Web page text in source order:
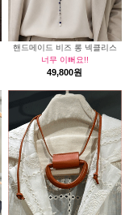
핸드메이드 비즈 롱 넥클리스
너무 이뻐요!!
49,800원